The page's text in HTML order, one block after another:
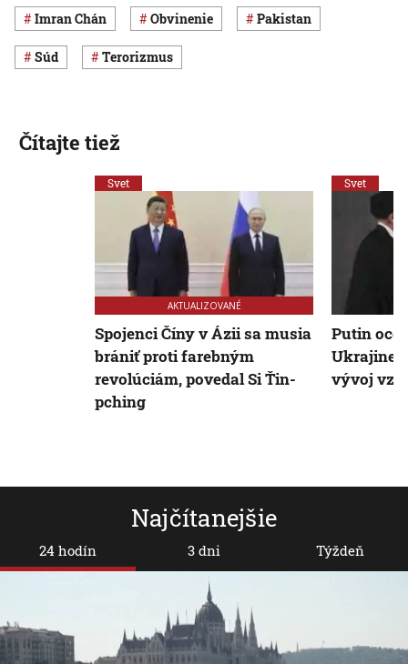
Imran Chán obvinenie Pakistan
súd terorizmus
Najčítanejšie
24 hodín 3 dni Týždeň
Čítajte tiež
Svet
AKTUALIZOVANÉ
Spojenci Číny v Ázii sa musia
brániť proti farebným
revolúciám, povedal Si Ťin-
pching
Svet
Putin
Ukrajine,
vývoj